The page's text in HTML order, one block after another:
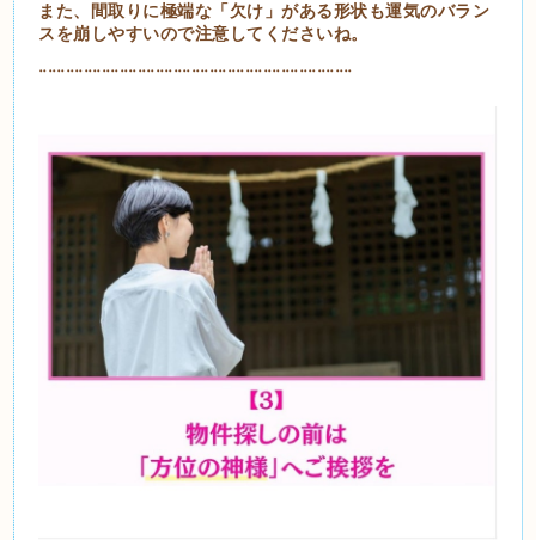
また、間取りに極端な「欠け」がある形状も運気のバラン
スを崩しやすいので注意してくださいね。
¨¨¨¨¨¨¨¨¨¨¨¨¨¨¨¨¨¨¨¨¨¨¨¨¨¨¨¨¨¨¨¨¨¨¨